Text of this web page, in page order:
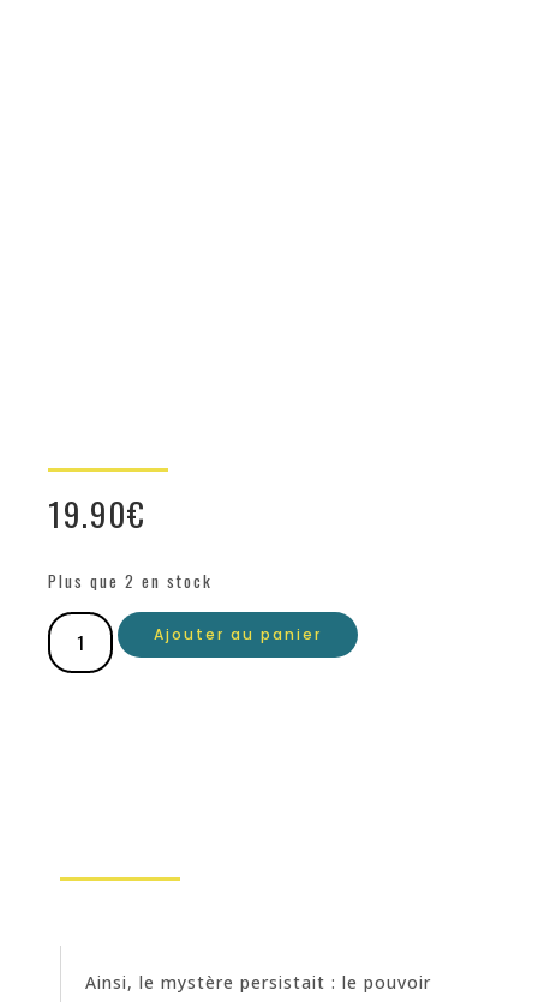
19.90€
Plus que 2 en stock
Ajouter au panier
Ainsi, le mystère persistait : le pouvoir